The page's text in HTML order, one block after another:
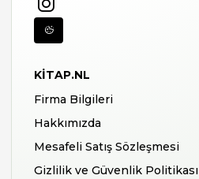
KITAP.NL
Firma Bilgileri
Hakkımızda
Mesafeli Satış Sözleşmesi
Gizlilik ve Güvenlik Politikası